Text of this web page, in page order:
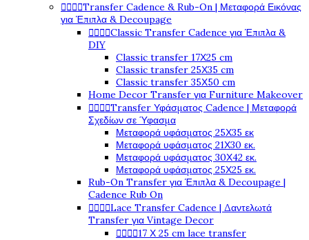
Transfer Cadence & Rub-On | Μεταφορά Εικόνας
για Έπιπλα & Decoupage
Classic Transfer Cadence για Έπιπλα &
DIY
Classic transfer 17Χ25 cm
Classic transfer 25Χ35 cm
Classic transfer 35Χ50 cm
Home Decor Transfer για Furniture Makeover
Transfer Υφάσματος Cadence | Μεταφορά
Σχεδίων σε Ύφασμα
Μεταφορά υφάσματος 25Χ35 εκ
Μεταφορά υφάσματος 21Χ30 εκ.
Μεταφορά υφάσματος 30Χ42 εκ.
Μεταφορά υφάσματος 25Χ25 εκ.
Rub-On Transfer για Έπιπλα & Decoupage |
Cadence Rub On
Lace Transfer Cadence | Δαντελωτά
Transfer για Vintage Decor
17 Χ 25 cm lace transfer